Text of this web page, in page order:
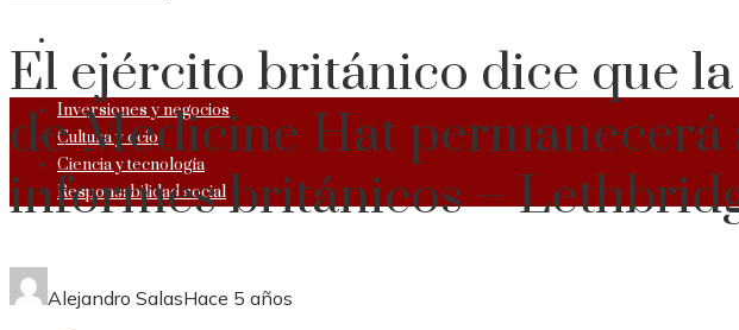
Inversiones y negocios
Cultura y ocio
Ciencia y tecnología
Responsabilidad social
El ejército británico dice que
de Medicine Hat permanecerá
informes británicos –
Alejandro SalasHace 5 años